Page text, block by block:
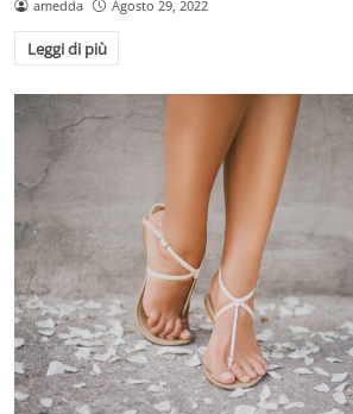
amedda Agosto 29, 2022
Leggi di più